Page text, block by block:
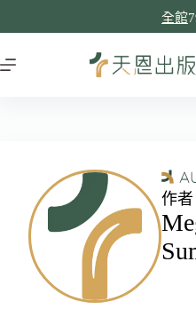
全館
作者